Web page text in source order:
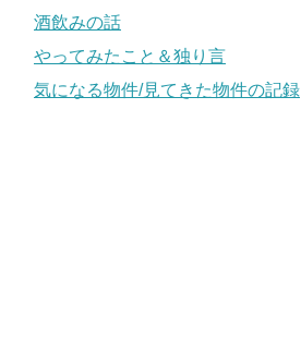
酒飲みの話
やってみたこと＆独り言
気になる物件/見てきた物件の記録